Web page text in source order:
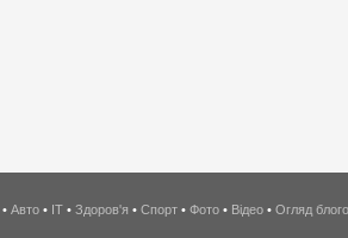
• Авто • IT • Здоров'я • Спорт • Фото • Відео • Огляд